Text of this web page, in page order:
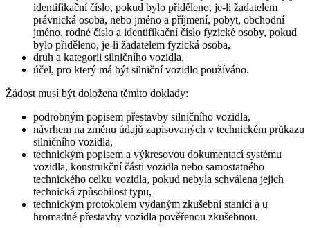
identifikační číslo, pokud bylo přiděleno, je-li žadatelem
právnická osoba, nebo jméno a příjmení, pobyt, obchodní
jméno, rodné číslo a identifikační číslo fyzické osoby, pokud
bylo přiděleno, je-li žadatelem fyzická osoba,
druh a kategorii silničního vozidla,
účel, pro který má být silniční vozidlo používáno.
Žádost musí být doložena těmito doklady:
podrobným popisem přestavby silničního vozidla,
návrhem na změnu údajů zapisovaných v technickém průkazu
silničního vozidla,
technickým popisem a výkresovou dokumentací systému
vozidla, konstrukční části vozidla nebo samostatného
technického celku vozidla, pokud nebyla schválena jejich
technická způsobilost typu,
technickým protokolem vydaným zkušební stanicí a u
hromadné přestavby vozidla pověřenou zkušebnou.